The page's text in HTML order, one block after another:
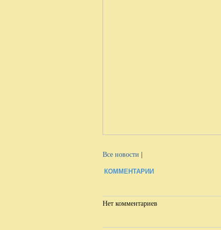
Все новости
КОММЕНТАРИИ
Нет комментариев